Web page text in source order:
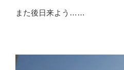
また後日来よう……